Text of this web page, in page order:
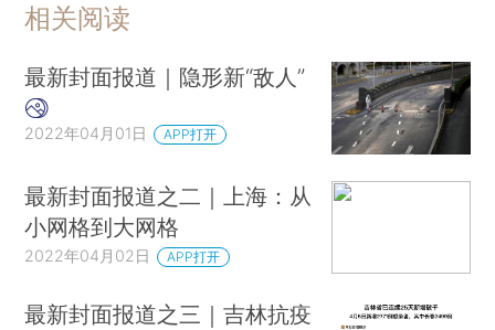
相关阅读
最新封面报道｜隐形新“敌人”
2022年04月01日 APP打开
最新封面报道之二｜上海：从
小网格到大网格
2022年04月02日 APP打开
最新封面报道之三｜吉林抗疫